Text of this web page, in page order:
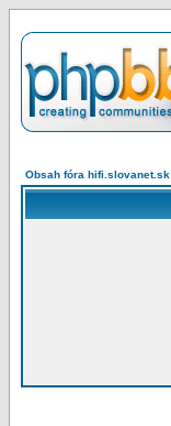
Obsah fóra hifi.slovanet.sk